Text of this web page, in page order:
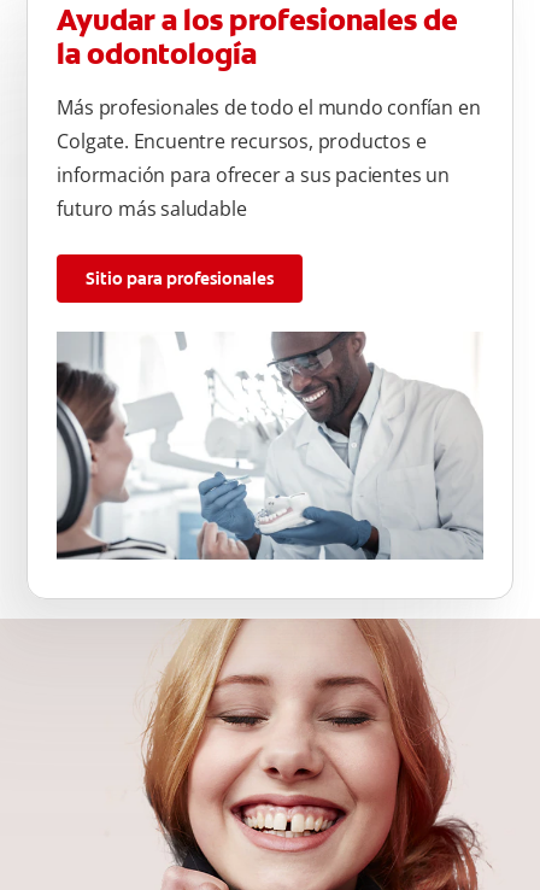
Ayudar a los profesionales de
la odontología
Más profesionales de todo el mundo confían en
Colgate. Encuentre recursos, productos e
información para ofrecer a sus pacientes un
futuro más saludable
Sitio para profesionales